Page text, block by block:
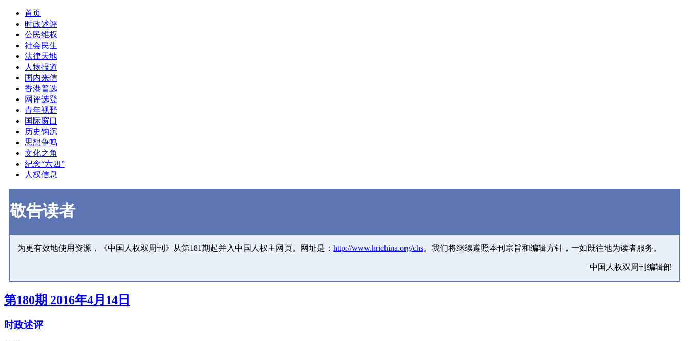
首页
时政述评
公民维权
社会民生
法律天地
人物报道
国内来信
香港普选
网评选登
青年视野
国际窗口
历史钩沉
思想争鸣
文化之角
纪念“六四”
人权信息
敬告读者
为更有效地使用资源，《中国人权双周刊》从第181期起并入中国人权主网页。网址是： http://www.hrichina.org/chs。我们将继续遵照本刊宗旨和编辑方针，一如既往地为读者服务。
中国人权双周刊编辑部
第180期 2016年4月14日
时政述评